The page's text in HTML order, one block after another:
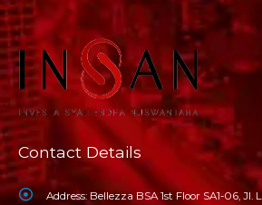
Contact Details
Address: Bellezza BSA 1st Floor SA1-06, Jl.